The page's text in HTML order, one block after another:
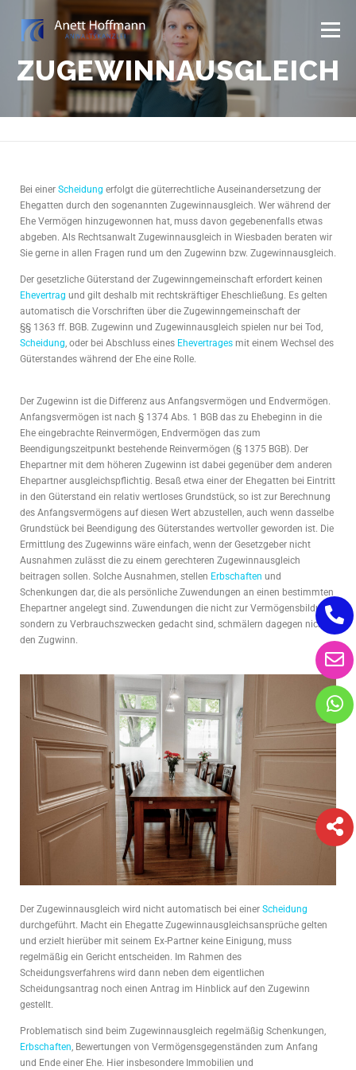
Menü
STARTSEITE KANZLEI FAMILIENRECHT
ZUGEWINNAUSGLEICH
Bei einer Scheidung erfolgt die güterrechtliche Auseinandersetzung der
Ehegatten durch den sogenannten Zugewinnausgleich. Wer während der
Ehe Vermögen hinzugewonnen hat, muss davon gegebenenfalls etwas
abgeben. Als Rechtsanwalt Zugewinnausgleich in Wiesbaden beraten wir
Sie gerne in allen Fragen rund um den Zugewinn bzw. Zugewinnausgleich.
Der gesetzliche Güterstand der Zugewinngemeinschaft erfordert keinen
Ehevertrag und gilt deshalb mit rechtskräftiger Eheschließung. Es gelten
automatisch die Vorschriften über die Zugewinngemeinschaft der
§§ 1363 ff. BGB. Zugewinn und Zugewinnausgleich spielen nur bei Tod,
Scheidung , oder bei Abschluss eines Ehevertrages mit einem Wechsel des
Güterstandes während der Ehe eine Rolle.
Der Zugewinn ist die Differenz aus Anfangsvermögen und Endvermögen.
Anfangsvermögen ist nach § 1374 Abs. 1 BGB das zu Ehebeginn in die
Ehe eingebrachte Reinvermögen, Endvermögen das zum
Beendigungszeitpunkt bestehende Reinvermögen (§ 1375 BGB). Der
Ehepartner mit dem höheren Zugewinn ist dabei gegenüber dem anderen
Ehepartner ausgleichspflichtig. Besaß etwa einer der Ehegatten bei Eintritt
in den Güterstand ein relativ wertloses Grundstück, so ist zur Berechnung
des Anfangsvermögens auf diesen Wert abzustellen, auch wenn dasselbe
Grundstück bei Beendigung des Güterstandes wertvoller geworden ist. Die
Ermittlung des Zugewinns wäre einfach, wenn der Gesetzgeber nicht
Ausnahmen zulässt die zu einem gerechteren Zugewinnausgleich
beitragen sollen. Solche Ausnahmen, stellen Erbschaften und
Schenkungen dar, die als persönliche Zuwendungen an einen bestimmten
Ehepartner angelegt sind. Zuwendungen die nicht zur Vermögensbildung,
sondern zu Verbrauchszwecken gedacht sind, schmälern dagegen nicht
den Zugwinn.
Der Zugewinnausgleich wird nicht automatisch bei einer Scheidung
durchgeführt. Macht ein Ehegatte Zugewinnausgleichsansprüche gelten
und erzielt hierüber mit seinem Ex-Partner keine Einigung, muss
regelmäßig ein Gericht entscheiden. Im Rahmen des
Scheidungsverfahrens wird dann neben dem eigentlichen
Scheidungsantrag noch einen Antrag im Hinblick auf den Zugewinn
gestellt.
Problematisch sind beim Zugewinnausgleich regelmäßig Schenkungen,
Erbschaften, Bewertungen von Vermögensgegenständen zum Anfang
und Ende einer Ehe. Hier insbesondere Immobilien und